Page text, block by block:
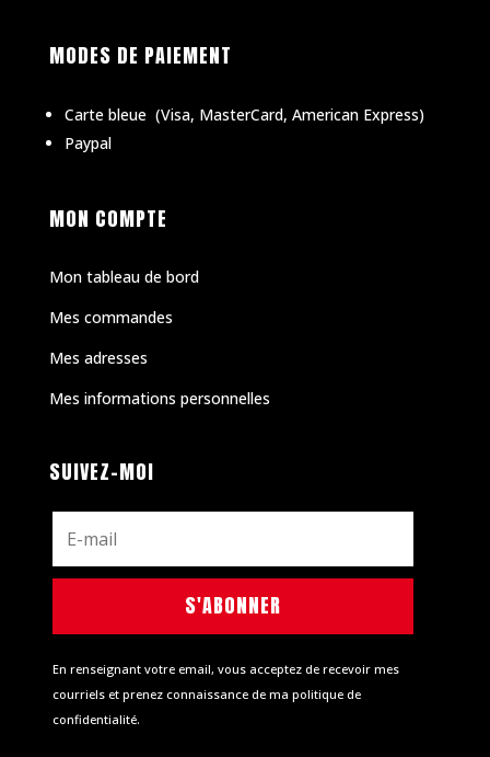
MODES DE PAIEMENT
Carte bleue (Visa, MasterCard, American Express)
Paypal
MON COMPTE
Mon tableau de bord
Mes commandes
Mes adresses
Mes informations personnelles
SUIVEZ-MOI
S'ABONNER
En renseignant votre email, vous acceptez de recevoir mes
courriels et prenez connaissance de ma politique de
confidentialité.